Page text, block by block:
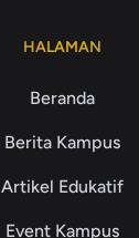
HALAMAN
Beranda
Berita Kampus
Artikel Edukatif
Event Kampus